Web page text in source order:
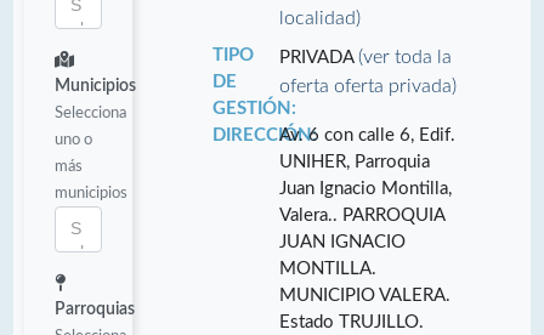
Municipios
Selecciona
uno o
más
municipios
Parroquias
localidad)
TIPO
DE
GESTIÓN:
PRIVADA(ver toda la
oferta oferta privada)
DIRECCIÓN:Av. 6 con calle 6, Edif.
UNIHER, Parroquia
Juan Ignacio Montilla,
Valera.. PARROQUIA
JUAN IGNACIO
MONTILLA.
MUNICIPIO VALERA.
Estado TRUJILLO.